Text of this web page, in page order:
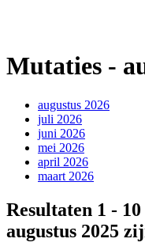
Mutaties -
augustus 2026
juli 2026
juni 2026
mei 2026
april 2026
maart 2026
Resultaten 1 -
augustus 2025